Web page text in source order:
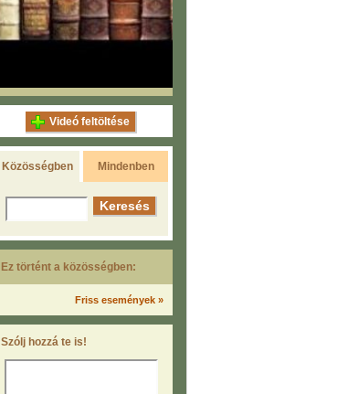
Videó feltöltése
Közösségben Mindenben
Ez történt a közösségben:
Friss események »
Szólj hozzá te is!